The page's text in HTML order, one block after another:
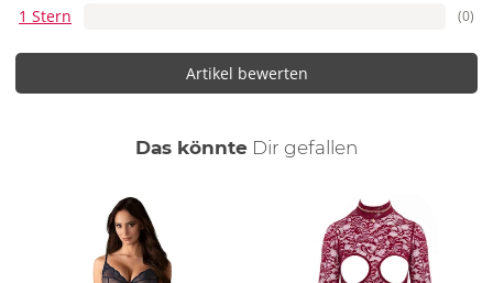
1 Stern (0)
Artikel bewerten
Das könnte Dir auch
gefallen